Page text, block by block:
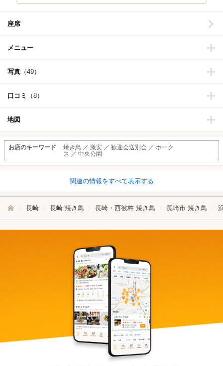
座席
メニュー
写真 （49）
口コミ （8）
地図
お店のキーワード
焼き鳥 ／ 激安 ／ 歓迎会送別会 ／ ホーク
ス ／ 中央公園
関連の情報をすべて表示する
長崎 長崎 焼き鳥 長崎・西彼杵 焼き鳥 長崎市 焼き鳥